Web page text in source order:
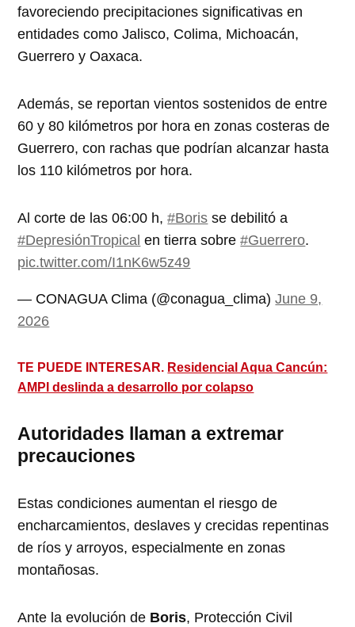
favoreciendo precipitaciones significativas en
entidades como Jalisco, Colima, Michoacán,
Guerrero y Oaxaca.
Además, se reportan vientos sostenidos de entre
60 y 80 kilómetros por hora en zonas costeras de
Guerrero, con rachas que podrían alcanzar hasta
los 110 kilómetros por hora.
Al corte de las 06:00 h,#Boris se debilitó a
#DepresiónTropical en tierra sobre#Guerrero.
pic.twitter.com/I1nK6w5z49
— CONAGUA Clima (@conagua_clima)June 9,
2026
TE PUEDE INTERESAR. Residencial Aqua Cancún:
AMPI deslinda a desarrollo por colapso
Autoridades llaman a extremar
precauciones
Estas condiciones aumentan el riesgo de
encharcamientos, deslaves y crecidas repentinas
de ríos y arroyos, especialmente en zonas
montañosas.
Ante la evolución de Boris, Protección Civil